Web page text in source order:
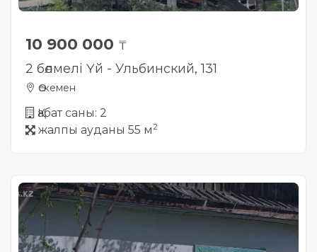
10 900 000 ₸
2 бөлмелі Үй - Ульбинский, 131
Өскемен
Қабат саны: 2
жалпы ауданы 55 м2